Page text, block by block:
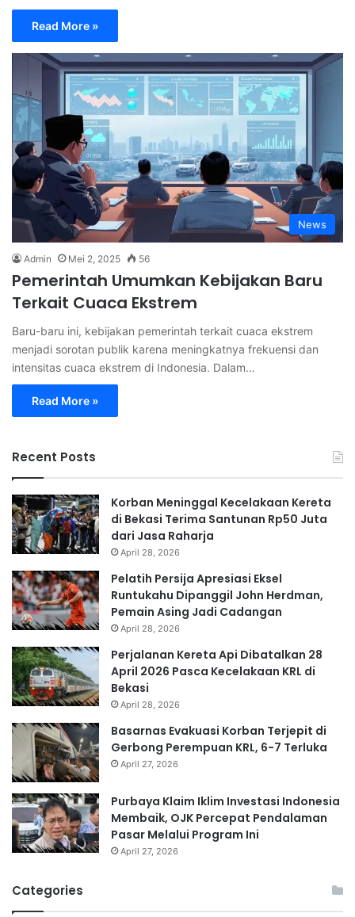
Read More »
News
Admin Mei 2, 2025 56
Pemerintah Umumkan Kebijakan Baru
Terkait Cuaca Ekstrem
Baru-baru ini, kebijakan pemerintah terkait cuaca ekstrem
menjadi sorotan publik karena meningkatnya frekuensi dan
intensitas cuaca ekstrem di Indonesia. Dalam…
Read More »
Recent Posts
Korban Meninggal Kecelakaan Kereta
di Bekasi Terima Santunan Rp50 Juta
dari Jasa Raharja
April 28, 2026
Pelatih Persija Apresiasi Eksel
Runtukahu Dipanggil John Herdman,
Pemain Asing Jadi Cadangan
April 28, 2026
Perjalanan Kereta Api Dibatalkan 28
April 2026 Pasca Kecelakaan KRL di
Bekasi
April 28, 2026
Basarnas Evakuasi Korban Terjepit di
Gerbong Perempuan KRL, 6-7 Terluka
April 27, 2026
Purbaya Klaim Iklim Investasi Indonesia
Membaik, OJK Percepat Pendalaman
Pasar Melalui Program Ini
April 27, 2026
Categories